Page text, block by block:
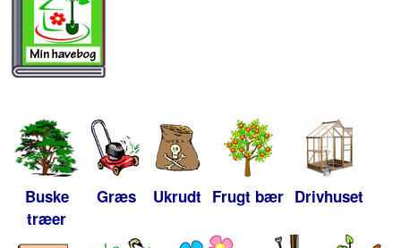
Buske
træer
Græs Ukrudt Frugt bær Drivhuset